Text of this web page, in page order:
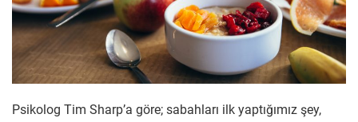
Psikolog Tim Sharp’a göre; sabahları ilk yaptığımız şey,